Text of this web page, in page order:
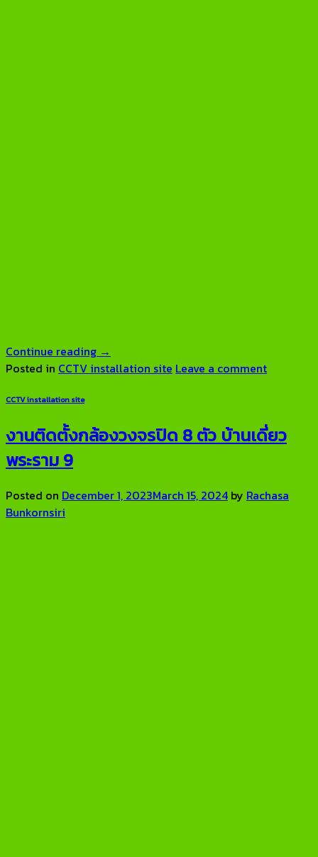
Continue reading →
Posted in CCTV installation site Leave a comment
CCTV installation site
งานติดตั้งกล้องวงจรปิด 8 ตัว บ้านเดี่ยว
พระราม 9
Posted on December 1, 2023March 15, 2024 by Rachasa
Bunkornsiri